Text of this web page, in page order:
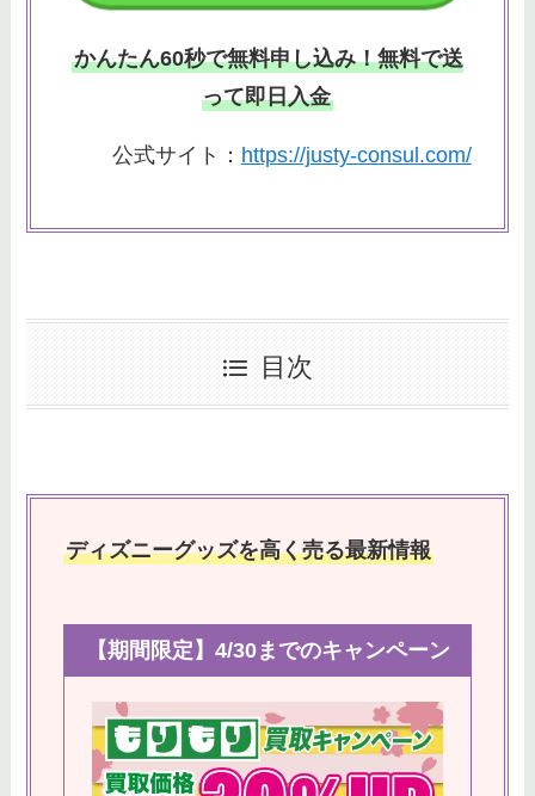
かんたん60秒で無料申し込み！無料で送
って即日入金
公式サイト： https://justy-consul.com/
目次
ディズニーグッズを高く売る最新情報
【期間限定】4/30までのキャンペーン